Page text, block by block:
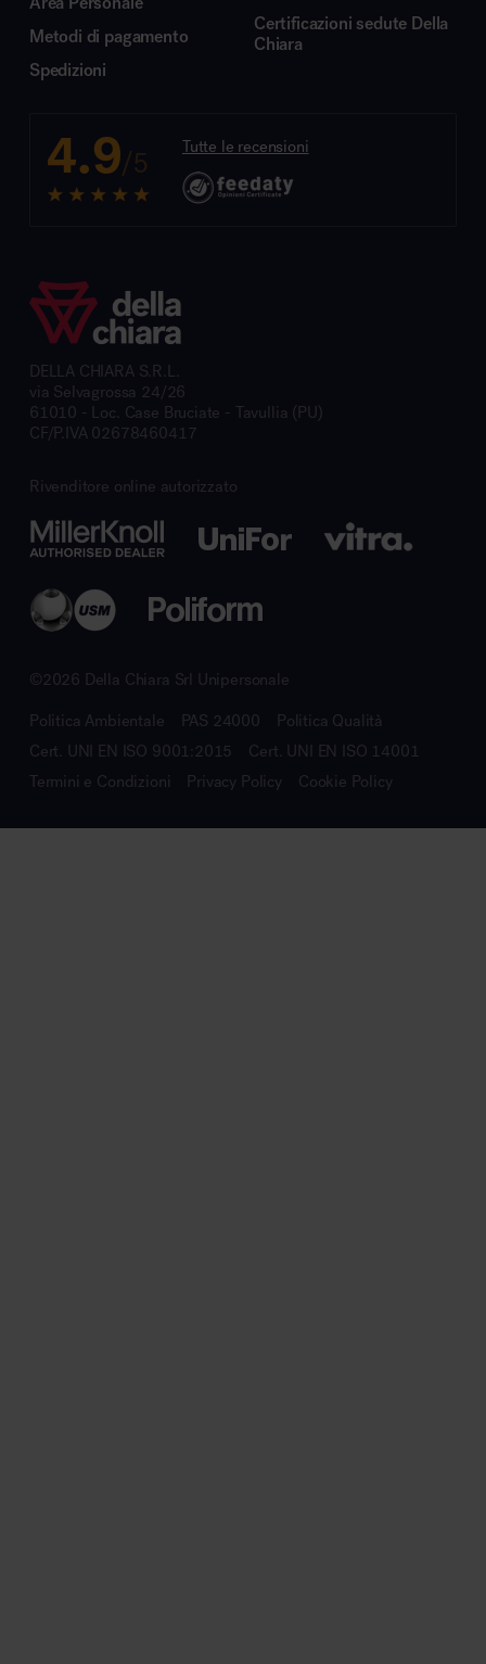
Metodi di pagamento
Spedizioni
Certificazioni sedute Della
Chiara
4.9/5 Tutte le recensioni
DELLA CHIARA S.R.L.
via Selvagrossa 24/26
61010 - Loc. Case Bruciate - Tavullia (PU)
CF/P.IVA 02678460417
Rivenditore online autorizzato
©2026 Della Chiara Srl Unipersonale
Politica Ambientale PAS 24000
Politica Qualità
Cert. UNI EN ISO 9001:2015
Cert. UNI EN ISO 14001
Termini e Condizioni
Privacy Policy Cookie Policy